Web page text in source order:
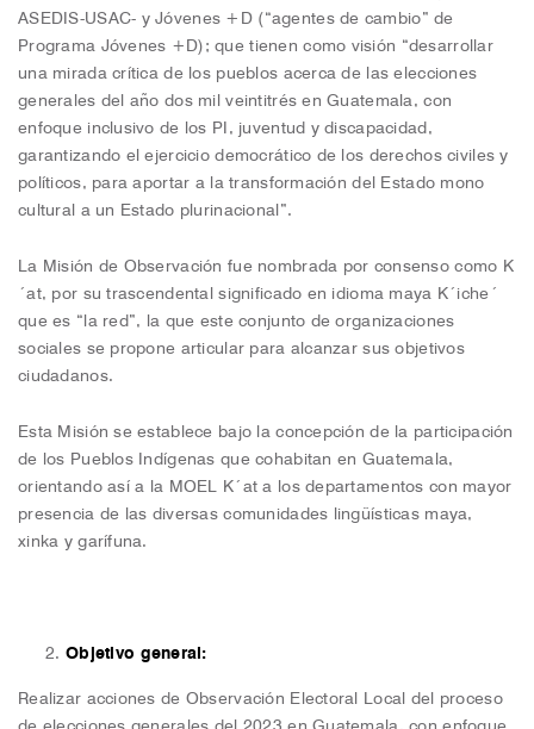
ASEDIS-USAC- y Jóvenes +D (“agentes de cambio” de
Programa Jóvenes +D); que tienen como visión “desarrollar
una mirada crítica de los pueblos acerca de las elecciones
generales del año dos mil veintitrés en Guatemala, con
enfoque inclusivo de los PI, juventud y discapacidad,
garantizando el ejercicio democrático de los derechos civiles y
políticos, para aportar a la transformación del Estado mono
cultural a un Estado plurinacional”.
La Misión de Observación fue nombrada por consenso como K
´at, por su trascendental significado en idioma maya K´iche´
que es “la red”, la que este conjunto de organizaciones
sociales se propone articular para alcanzar sus objetivos
ciudadanos.
Esta Misión se establece bajo la concepción de la participación
de los Pueblos Indígenas que cohabitan en Guatemala,
orientando así a la MOEL K´at a los departamentos con mayor
presencia de las diversas comunidades lingüísticas maya,
xinka y garífuna.
Objetivo general:
Realizar acciones de Observación Electoral Local del proceso
de elecciones generales del 2023 en Guatemala, con enfoque